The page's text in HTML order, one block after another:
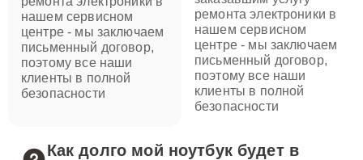
нашем сервисном
центре - мы заключаем
письменный договор,
поэтому все наши
клиенты в полной
безопасности
ремонта электроники в
нашем сервисном
центре - мы заключаем
письменный договор,
поэтому все наши
клиенты в полной
безопасности
Как долго мой ноутбук будет в